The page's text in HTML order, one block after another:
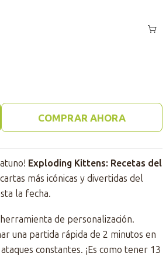
del
COMPRAR AHORA
Exploding Kittens: Recetas del
más icónicas y divertidas del
la fecha.
de personalización.
una partida rápida de 2 minutos en
constantes. ¡Es como tener 13